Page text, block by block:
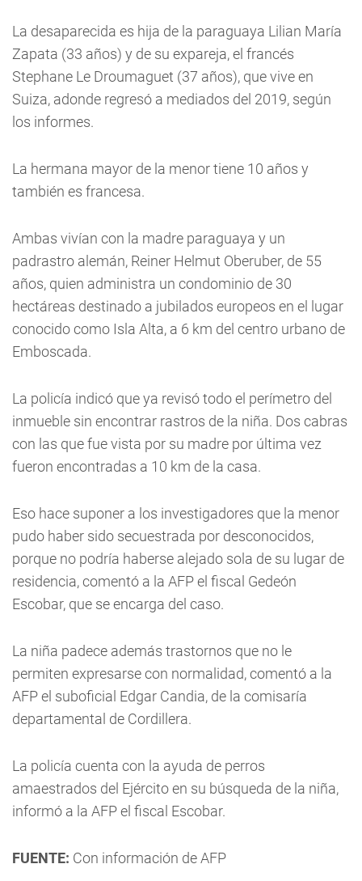
La desaparecida es hija de la paraguaya Lilian María
Zapata (33 años) y de su expareja, el francés
Stephane Le Droumaguet (37 años), que vive en
Suiza, adonde regresó a mediados del 2019, según
los informes.
La hermana mayor de la menor tiene 10 años y
también es francesa.
Ambas vivían con la madre paraguaya y un
padrastro alemán, Reiner Helmut Oberuber, de 55
años, quien administra un condominio de 30
hectáreas destinado a jubilados europeos en el lugar
conocido como Isla Alta, a 6 km del centro urbano de
Emboscada.
La policía indicó que ya revisó todo el perímetro del
inmueble sin encontrar rastros de la niña. Dos cabras
con las que fue vista por su madre por última vez
fueron encontradas a 10 km de la casa.
Eso hace suponer a los investigadores que la menor
pudo haber sido secuestrada por desconocidos,
porque no podría haberse alejado sola de su lugar de
residencia, comentó a la AFP el fiscal Gedeón
Escobar, que se encarga del caso.
La niña padece además trastornos que no le
permiten expresarse con normalidad, comentó a la
AFP el suboficial Edgar Candia, de la comisaría
departamental de Cordillera.
La policía cuenta con la ayuda de perros
amaestrados del Ejército en su búsqueda de la niña,
informó a la AFP el fiscal Escobar.
FUENTE: Con información de AFP